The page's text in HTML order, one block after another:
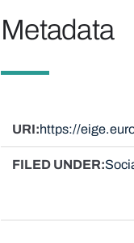
Metadata
URI https://
FILED UNDER